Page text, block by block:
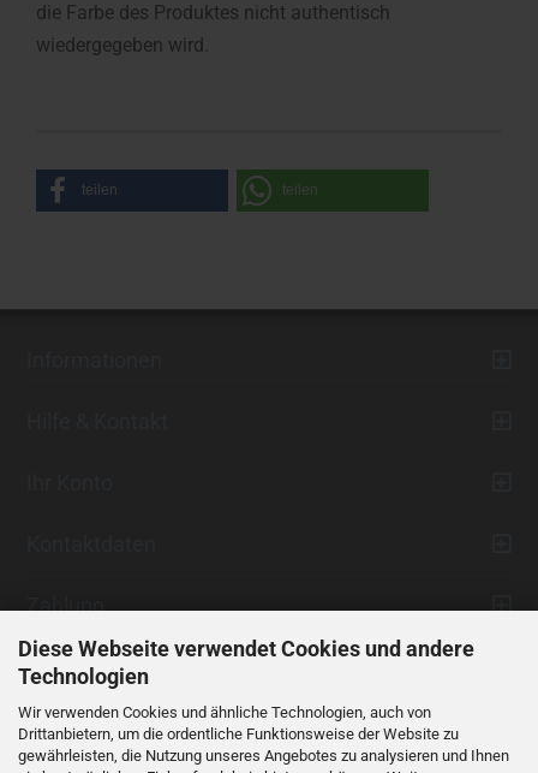
Diese Webseite verwendet Cookies und andere
Technologien
Wir verwenden Cookies und ähnliche Technologien, auch von
Drittanbietern, um die ordentliche Funktionsweise der Website zu
gewährleisten, die Nutzung unseres Angebotes zu analysieren und Ihnen
die Farbe des Produktes nicht authentisch
wiedergegeben wird.
teilen teilen
Zahlung